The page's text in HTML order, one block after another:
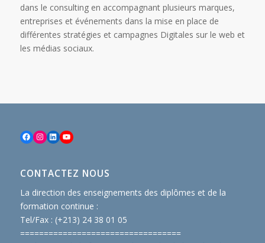
dans le consulting en accompagnant plusieurs marques,
entreprises et événements dans la mise en place de
différentes stratégies et campagnes Digitales sur le web et
les médias sociaux.
Facebook
Instagram
LinkedInYouTube
CONTACTEZ NOUS
La direction des enseignements des diplômes et de la
formation continue :
Tel/Fax : (+213) 24 38 01 05
==================================